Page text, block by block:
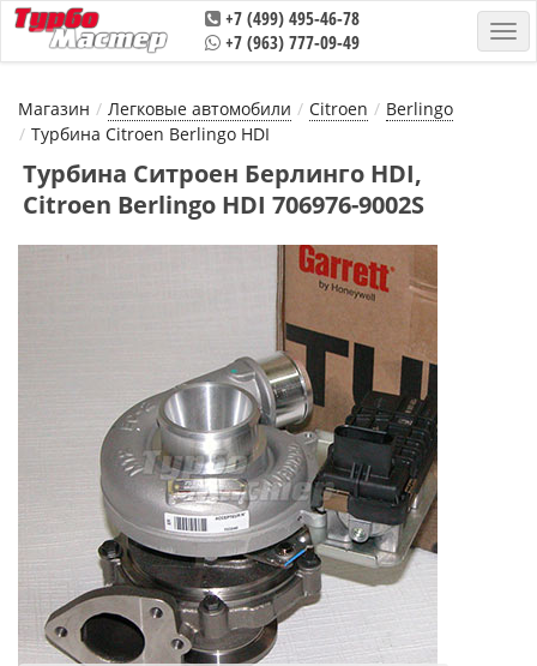
+7 (499) 495-46-78
+7 (963) 777-09-49
Магазин Легковые автомобили Citroen
Berlingo
Турбина Citroen Berlingo HDI
Турбина Ситроен Берлинго HDI,
Citroen Berlingo HDI 706976-9002S